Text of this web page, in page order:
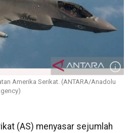
Amerika Serikat. (ANTARA/Anadolu
(AS) menyasar sejumlah